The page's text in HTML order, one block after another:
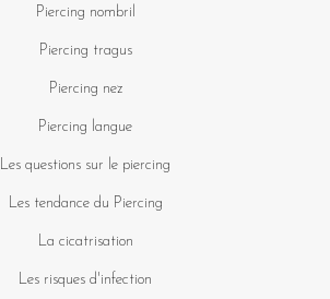
Piercing nombril
Piercing tragus
Piercing nez
Piercing langue
Les questions sur le piercing
Les tendance du Piercing
La cicatrisation
Les risques d'infection